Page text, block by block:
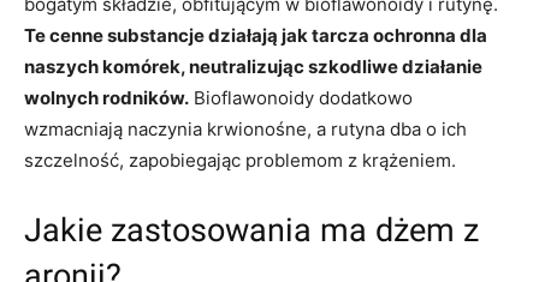
Te cenne substancje działają jak tarcza ochronna dla
naszych komórek, neutralizując szkodliwe działanie
wolnych rodników. Bioflawonoidy dodatkowo
wzmacniają naczynia krwionośne, a rutyna dba o ich
szczelność, zapobiegając problemom z krążeniem.
Jakie zastosowania ma dżem z